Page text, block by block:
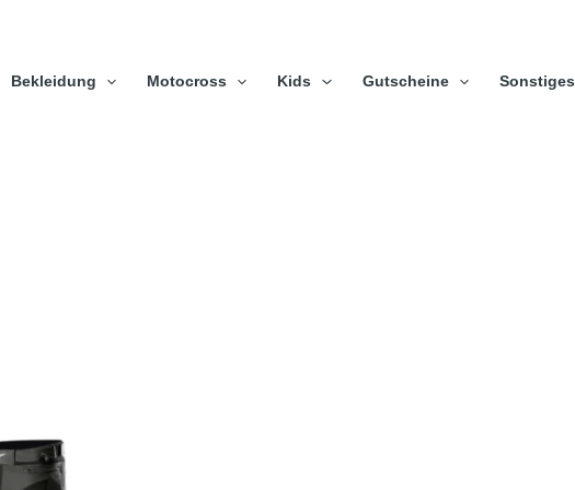
Bekleidung Motocross Kids Gutscheine Sonstiges
Dieses
Produkt
weist